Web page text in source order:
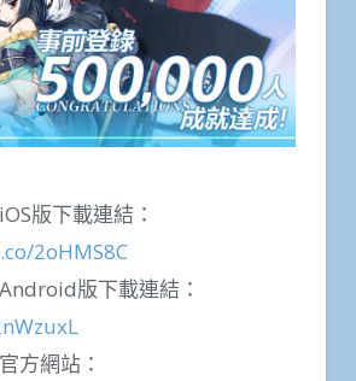
版下載連結：
2oHMS8C
版下載連結：
方網站：